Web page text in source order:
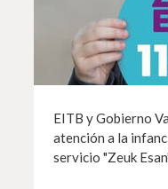
EITB y Gobierno
atención a la
servicio "Zeuk